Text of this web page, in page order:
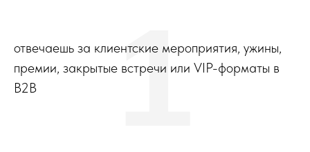
отвечаешь за клиентские мероприятия, ужины,
премии, закрытые встречи или VIP-форматы в
B2B
1